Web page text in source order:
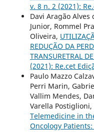
v. 8 n. 2 (2021):
Davi Aragão Alves
Junior, Rommel
Oliveira,
REDUÇÃO DA
TRANSURETRAL
(2021): Re.cet
Paulo Mazzo
Perri Marin,
Vallim Mendes,
Varella
Telemedicine in
Oncology